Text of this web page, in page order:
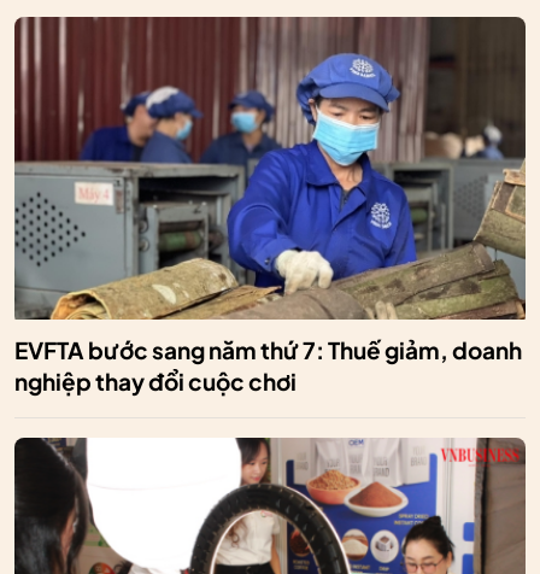
EVFTA bước sang năm thứ 7: Thuế giảm, doanh
nghiệp thay đổi cuộc chơi